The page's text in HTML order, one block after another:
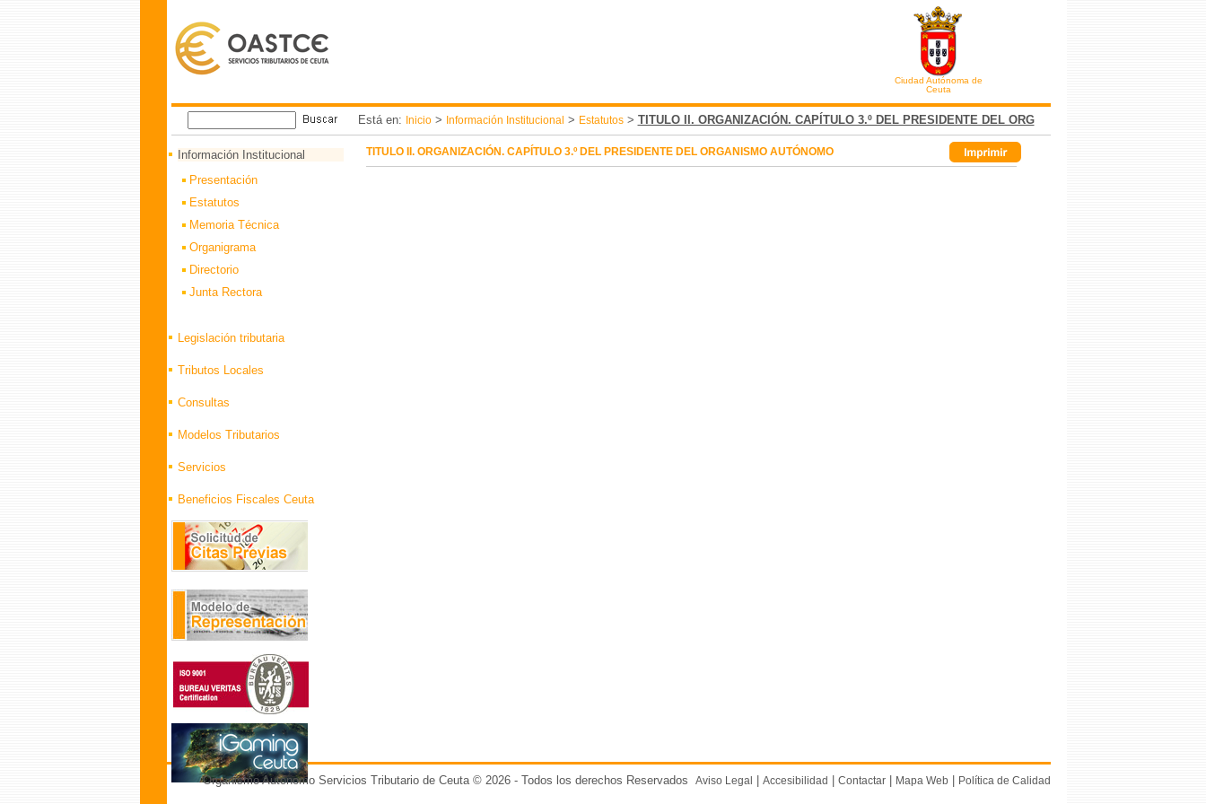
Ciudad Autónoma de
Ceuta
Está en: Inicio> Información Institucional > Estatutos> TITULO II. ORGANIZACIÓN. CAPÍTULO 3.º DEL PRESIDENTE DEL ORG
Información Institucional
Presentación
Estatutos
Memoria Técnica
Organigrama
Directorio
Junta Rectora
Legislación tributaria
Tributos Locales
Consultas
Modelos Tributarios
Servicios
Beneficios Fiscales Ceuta
TITULO II. ORGANIZACIÓN. CAPÍTULO 3.º DEL PRESIDENTE DEL ORGANISMO AUTÓNOMO
Organismo Autónomo Servicios Tributario de Ceuta © 2026 - Todos los derechos Reservados Aviso Legal Accesibilidad Contactar| Mapa Web| Política de Calidad